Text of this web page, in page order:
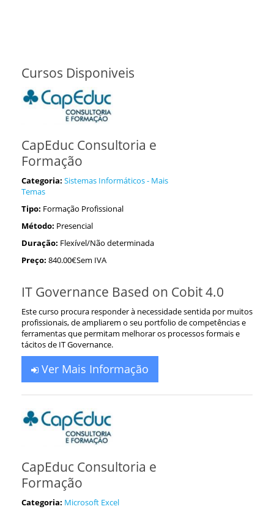
Cursos Disponiveis
CapEduc Consultoria e
Formação
Categoria: Sistemas Informáticos - Mais
Temas
Tipo: Formação Profissional
Método: Presencial
Duração: Flexível/Não determinada
Preço: 840.00€Sem IVA
IT Governance Based on Cobit 4.0
Este curso procura responder à necessidade sentida por muitos
profissionais, de ampliarem o seu portfolio de competências e
ferramentas que permitam melhorar os processos formais e
tácitos de IT Governance.
Ver Mais Informação
CapEduc Consultoria e
Formação
Categoria: Microsoft Excel